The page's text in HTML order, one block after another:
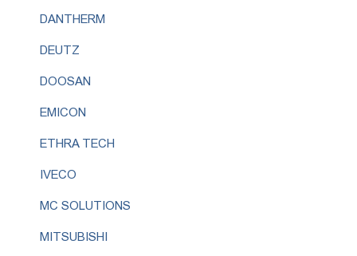
DANTHERM
DEUTZ
DOOSAN
EMICON
ETHRA TECH
IVECO
MC SOLUTIONS
MITSUBISHI